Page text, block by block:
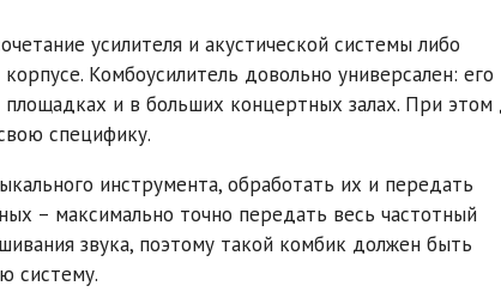
усилителя и акустической системы либо
Комбоусилитель довольно универсален: его
и в больших концертных залах. При этом
специфику.
инструмента, обработать их и передать
– максимально точно передать весь частотный
звука, поэтому такой комбик должен быть
систему.